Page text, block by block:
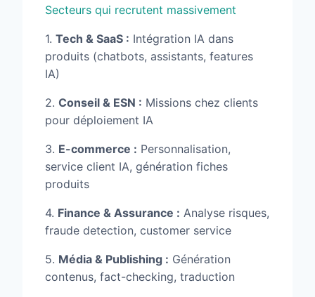
Secteurs qui recrutent massivement
1. Tech & SaaS : Intégration IA dans
produits (chatbots, assistants, features
IA)
2. Conseil & ESN : Missions chez clients
pour déploiement IA
3. E-commerce : Personnalisation,
service client IA, génération fiches
produits
4. Finance & Assurance : Analyse risques,
fraude detection, customer service
5. Média & Publishing : Génération
contenus, fact-checking, traduction